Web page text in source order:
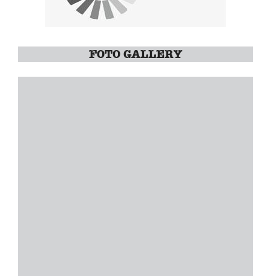
FOTO GALLERY